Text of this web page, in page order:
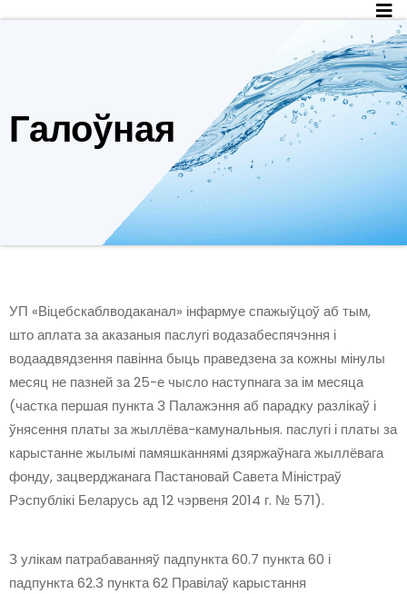
Галоўная
УП «Віцебскаблводаканал» інфармуе спажыўцоў аб тым,
што аплата за аказаныя паслугі водазабеспячэння і
водаадвядзення павінна быць праведзена за кожны мінулы
месяц не пазней за 25-е чысло наступнага за ім месяца
(частка першая пункта 3 Палажэння аб парадку разлікаў і
ўнясення платы за жыллёва-камунальныя. паслугі і платы за
карыстанне жылымі памяшканнямі дзяржаўнага жыллёвага
фонду, зацверджанага Пастановай Савета Міністраў
Рэспублікі Беларусь ад 12 чэрвеня 2014 г. № 571).
З улікам патрабаванняў падпункта 60.7 пункта 60 і
падпункта 62.3 пункта 62 Правілаў карыстання